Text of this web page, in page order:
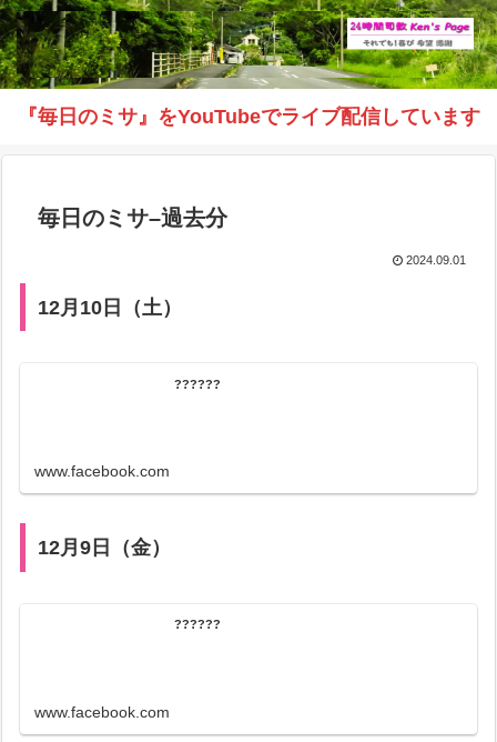
『毎日のミサ』をYouTubeでライブ配信しています
毎日のミサ–過去分
2024.09.01
12月10日（土）
??????
www.facebook.com
12月9日（金）
??????
www.facebook.com